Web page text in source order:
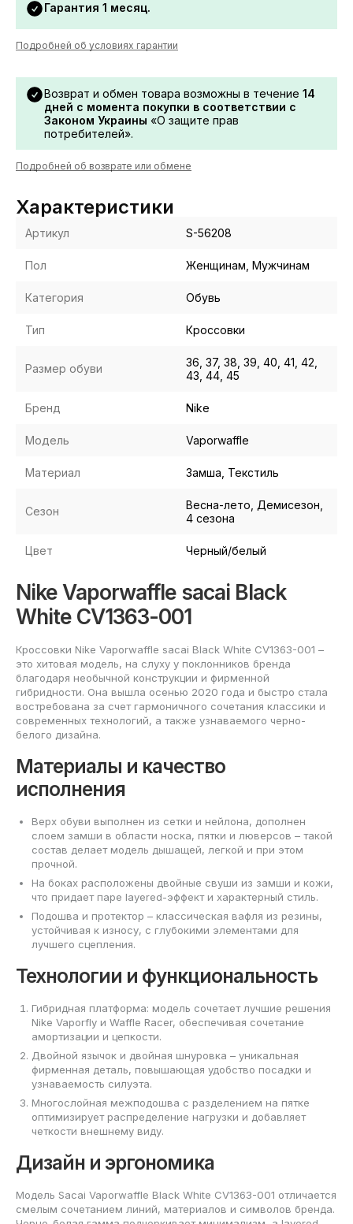
Гарантия 1 месяц.
Подробней об условиях гарантии
Возврат и обмен товара возможны в течение 14
дней с момента покупки в соответствии с
Законом Украины «О защите прав
потребителей».
Подробней об возврате или обмене
Характеристики
Артикул S-56208
Пол Женщинам, Мужчинам
Категория Обувь
Тип Кроссовки
Размер обуви
36, 37, 38, 39, 40, 41, 42,
43, 44, 45
Бренд Nike
Модель Vaporwaffle
Материал Замша, Текстиль
Сезон
Весна-лето, Демисезон,
4 сезона
Цвет Черный/белый
Nike Vaporwaffle sacai Black
White CV1363-001
Кроссовки Nike Vaporwaffle sacai Black White CV1363-001 –
это хитовая модель, на слуху у поклонников бренда
благодаря необычной конструкции и фирменной
гибридности. Она вышла осенью 2020 года и быстро стала
востребована за счет гармоничного сочетания классики и
современных технологий, а также узнаваемого черно-
белого дизайна.
Материалы и качество
исполнения
Верх обуви выполнен из сетки и нейлона, дополнен
слоем замши в области носка, пятки и люверсов – такой
состав делает модель дышащей, легкой и при этом
прочной.
На боках расположены двойные свуши из замши и кожи,
что придает паре layered-эффект и характерный стиль.
Подошва и протектор – классическая вафля из резины,
устойчивая к износу, с глубокими элементами для
лучшего сцепления.
Технологии и функциональность
Гибридная платформа: модель сочетает лучшие решения
Nike Vaporfly и Waffle Racer, обеспечивая сочетание
амортизации и цепкости.
Двойной язычок и двойная шнуровка – уникальная
фирменная деталь, повышающая удобство посадки и
узнаваемость силуэта.
Многослойная межподошва с разделением на пятке
оптимизирует распределение нагрузки и добавляет
четкости внешнему виду.
Дизайн и эргономика
Модель Sacai Vaporwaffle Black White CV1363-001 отличается
смелым сочетанием линий, материалов и символов бренда.